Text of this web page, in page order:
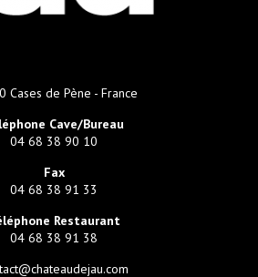
Cases de Pène - France
Cave/Bureau
04 68 38 90 10
Fax
04 68 38 91 33
Restaurant
04 68 38 91 38